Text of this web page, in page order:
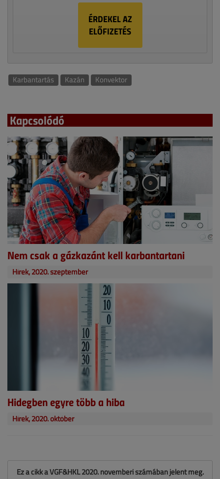
ÉRDEKEL AZ
ELŐFIZETÉS
Karbantartás Kazán Konvektor
Kapcsolódó
Nem csak a gázkazánt kell karbantartani
Hírek, 2020. szeptember
Hidegben egyre több a hiba
Hírek, 2020. október
Ez a cikk a VGF&HKL 2020. novemberi számában jelent meg.